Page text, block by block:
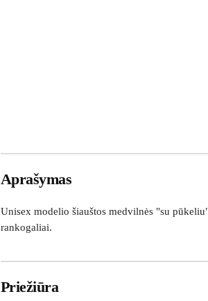
Aprašymas
Unisex modelio šiauštos medvilnės "su
rankogaliai.
Priežiūra